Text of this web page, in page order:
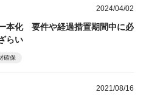
2024/04/02
本化 要件や経過措置期間中に必
らい
確保
2021/08/16